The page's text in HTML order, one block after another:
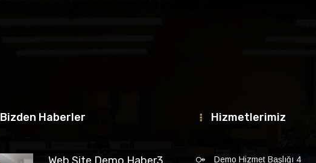
Bizden Haberler Hizmetlerimiz
Demo Hizmet Başlığı 4